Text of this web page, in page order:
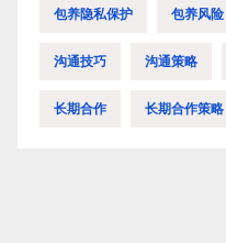
包养隐私保护 包养风险
沟通技巧 沟通策略
长期合作 长期合作策略